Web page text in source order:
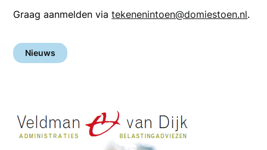
Graag aanmelden viatekenenintoen@domiestoen.nl.
Nieuws